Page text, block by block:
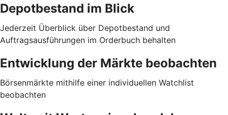
Depotbestand im Blick
Jederzeit Überblick über Depotbestand und
Auftragsausführungen im Orderbuch behalten
Entwicklung der Märkte beobachten
Börsenmärkte mithilfe einer individuellen Watchlist
beobachten